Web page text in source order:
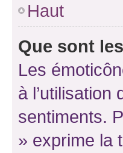
Haut
Que sont
Les
à l’utilisation
sentiments.
» exprime la